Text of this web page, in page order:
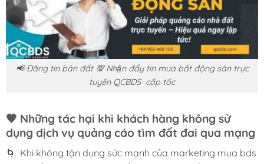
📢 Đăng tin bán đất 💯 Nhận đẩy tin mua bất động sản trực
tuyến QCBDS cấp tốc
🧡 Những tác hại khi khách hàng không sử
dụng dịch vụ quảng cáo tìm đất đai qua mạng
🌀 Khi không tận dụng sức mạnh của marketing mua bds